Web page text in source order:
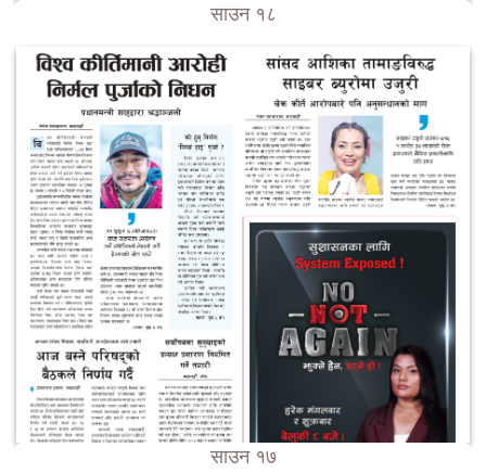
साउन १८
साउन १७